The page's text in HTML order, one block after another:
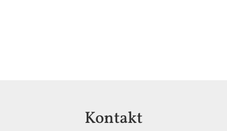
Kontakt